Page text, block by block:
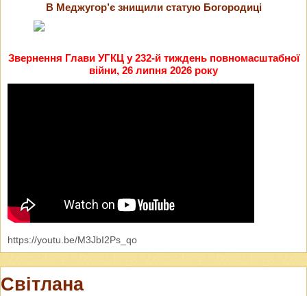
В Меджугор’є знищили статую Богородиці
Звернення Глави УГКЦ у 232-й тиждень повномасштабної
війни, 26 липня 2026 року
https://youtu.be/M3JbI2Ps_qo
Світлана